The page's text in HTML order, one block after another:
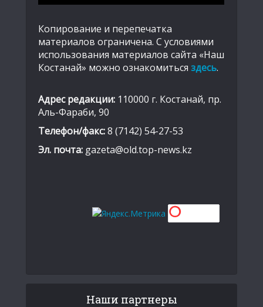
Копирование и перепечатка
материалов ограничена. С условиями
использования материалов сайта «Наш
Костанай» можно ознакомиться здесь.
Адрес редакции: 110000 г. Костанай, пр.
Аль-Фараби, 90
Телефон/факс:8 (7142) 54-27-53
Эл. почта: gazeta@old.top-news.kz
Наши партнеры